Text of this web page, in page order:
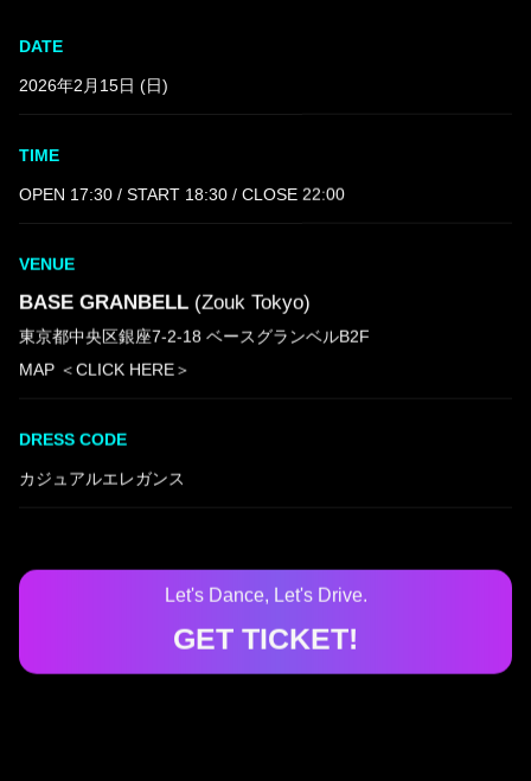
DATE
2026年2月15日 (日)
TIME
OPEN 17:30 / START 18:30 / CLOSE 22:00
VENUE
BASE GRANBELL (Zouk Tokyo)
東京都中央区銀座7-2-18 ベースグランベルB2F
MAP ＜CLICK HERE＞
DRESS CODE
カジュアルエレガンス
Let's Dance, Let's Drive.
GET TICKET!